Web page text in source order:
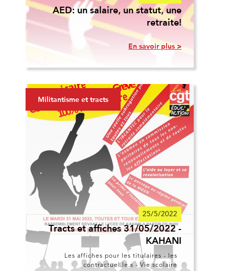
AED: un salaire, un statut, une
retraite!
En savoir plus >
Militantisme et tracts
25/5/2022
Tracts et affiches 31/05/2022 -
KAHANI
Les affiches pour les titulaires - les
contractuel.le.s - Vie scolaire